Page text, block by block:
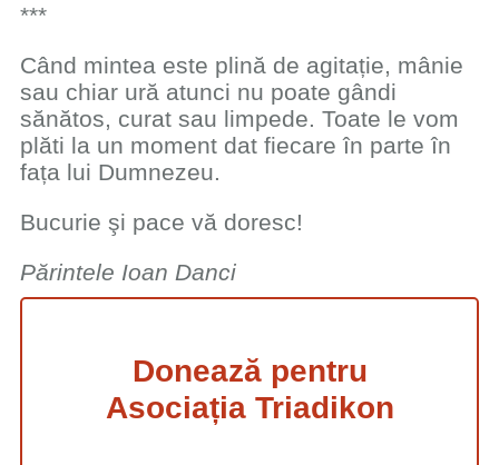
***
Când mintea este plină de agitație, mânie
sau chiar ură atunci nu poate gândi
sănătos, curat sau limpede. Toate le vom
plăti la un moment dat fiecare în parte în
fața lui Dumnezeu.
Bucurie şi pace vă doresc!
Părintele Ioan Danci
Donează pentru
Asociația Triadikon